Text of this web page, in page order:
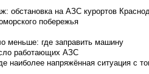
обстановка на АЗС курортов
побережья
меньше: где заправить машину
работающих АЗС
наиболее напряжённая ситуация с